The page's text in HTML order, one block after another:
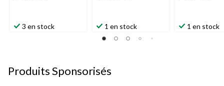
3 en stock 1 en stock 1 en stock
Produits Sponsorisés